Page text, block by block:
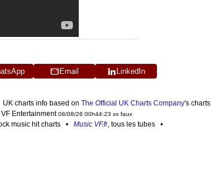
Email LinkedIn
charts info based on The Official UK Charts Company's charts
Entertainment08/08/26 00h44:23 xx faux
music hit charts • Music VF.fr, tous les tubes •